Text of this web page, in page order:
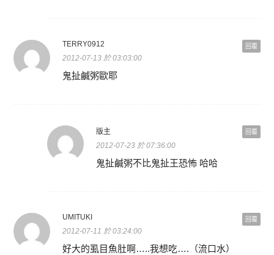
回覆
TERRY0912
2012-07-13 於 03:03:00
鬼扯鹹粥歐耶
回覆
版主
2012-07-23 於 07:36:00
鬼扯鹹粥不比鬼扯王恐怖 哈哈
回覆
UMITUKI
2012-07-11 於 03:24:00
好大的虱目魚肚啊…..我想吃….（流口水）